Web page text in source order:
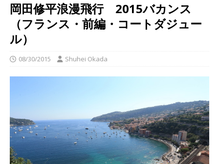
岡田修平浪漫飛行 2015バカンス
（フランス・前編・コートダジュー
ル）
08/30/2015 Shuhei Okada